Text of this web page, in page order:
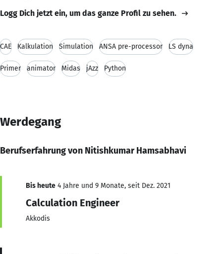
Logg Dich jetzt ein, um das ganze Profil zu sehen.
CAE Kalkulation Simulation ANSA pre-processor LS dyna
Primer animator Midas jAzz Python
Werdegang
Berufserfahrung von Nitishkumar Hamsabhavi
Bis heute 4 Jahre und 9 Monate, seit Dez. 2021
Calculation Engineer
Akkodis